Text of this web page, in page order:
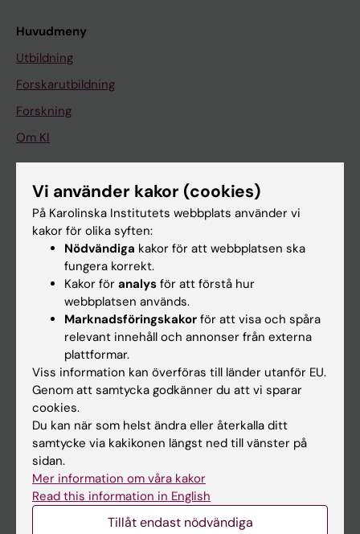
Huvudmeny
Utbildning
Forskarutbildning
Forskning
Om KI
På gång
Nyheter
Kalender
Student
Schema
Studentmejlen
Kurs- och programwebbar
Student på KI
Medarbetare
Medarbetarportalen
Vi använder kakor (cookies)
På Karolinska Institutets webbplats använder vi
kakor för olika syften:
Nödvändiga kakor för att webbplatsen ska
fungera korrekt.
Kakor för analys för att förstå hur
webbplatsen används.
Marknadsföringskakor för att visa och spåra
relevant innehåll och annonser från externa
plattformar.
Viss information kan överföras till länder utanför EU.
Genom att samtycka godkänner du att vi sparar
cookies.
Du kan när som helst ändra eller återkalla ditt
samtycke via kakikonen längst ned till vänster på
sidan.
Mer information om våra kakor
Read this information in English
Tillåt endast nödvändiga